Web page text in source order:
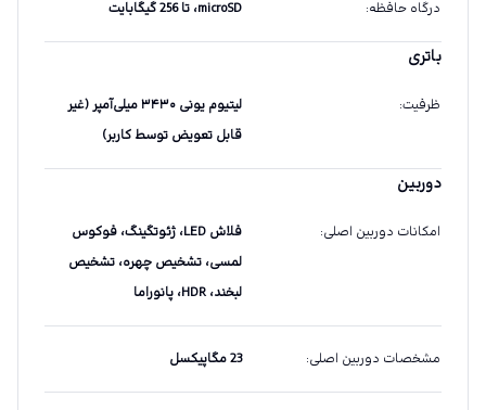
درگاه حافظه: microSD، تا 256 گیگابایت
باتری
ظرفیت:
لیتیوم یونی ۳۴۳۰ میلی‌آمپر (غیر
قابل تعویض توسط کاربر)
دوربین
امکانات دوربین اصلی:
فلاش LED، ژئوتگینگ، فوکوس
لمسی، تشخیص چهره، تشخیص
لبخند، HDR، پانوراما
مشخصات دوربین اصلی: 23 مگاپیکسل